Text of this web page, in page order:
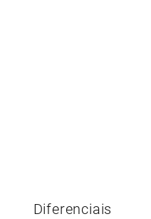
Diferenciais